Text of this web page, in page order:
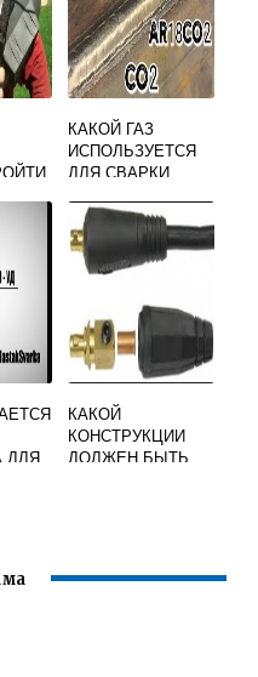
КАКОЙ ГАЗ
ИСПОЛЬЗУЕТСЯ
ДЛЯ СВАРКИ
КУЗОВА
АВТОМОБИЛЯ
ДЛЯ
КАКОЙ
КОНСТРУКЦИИ
ДОЛЖЕН БЫТЬ
ЭЛЕКТРОДОДЕРЖ